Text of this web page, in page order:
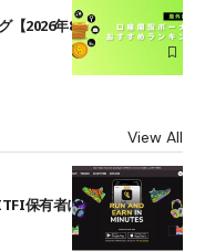
【2026年8月最新】
View All
保有者に対応呼びかけ